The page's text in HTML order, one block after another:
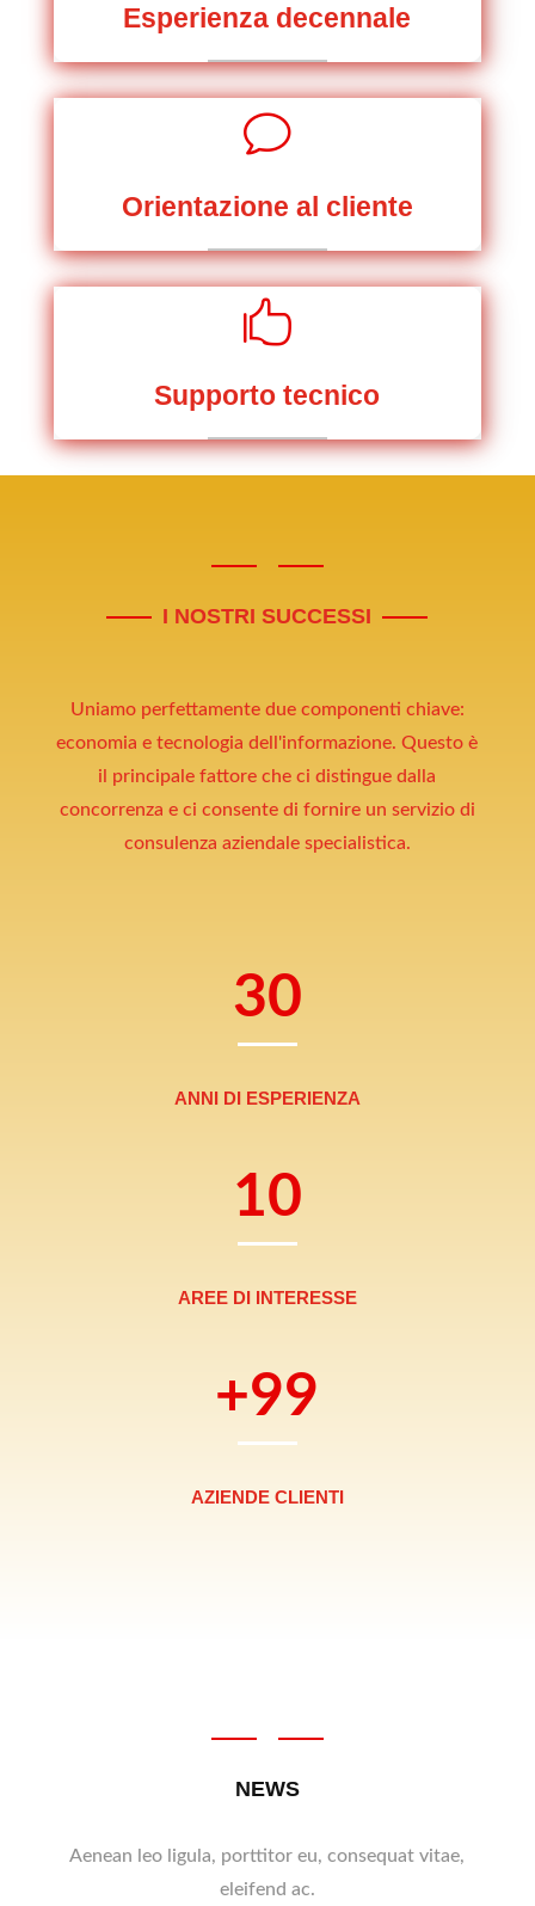
Esperienza decennale
v
Orientazione al cliente

Supporto tecnico
I NOSTRI SUCCESSI
Uniamo perfettamente due componenti chiave:
economia e tecnologia dell'informazione. Questo è
il principale fattore che ci distingue dalla
concorrenza e ci consente di fornire un servizio di
consulenza aziendale specialistica.
30
ANNI DI ESPERIENZA
10
AREE DI INTERESSE
+99
AZIENDE CLIENTI
NEWS
Aenean leo ligula, porttitor eu, consequat vitae,
eleifend ac.